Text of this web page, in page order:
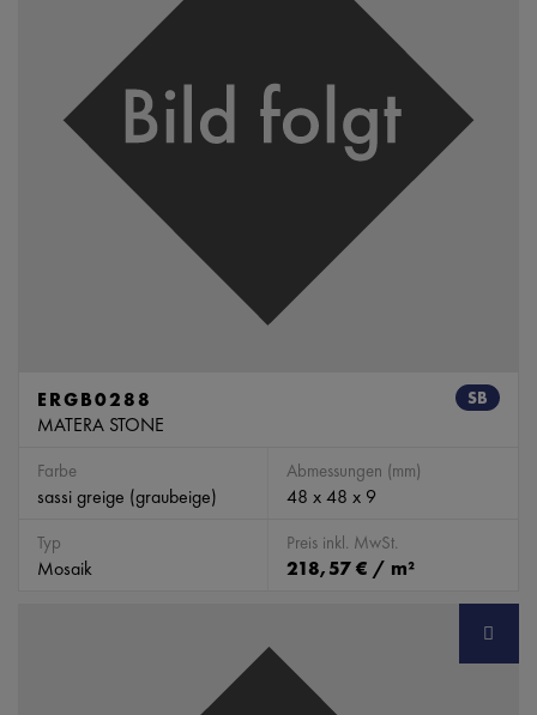
SB
ERGB0288
MATERA STONE
Farbe
sassi greige (graubeige)
Abmessungen (mm)
48 x 48 x 9
Typ
Mosaik
Preis inkl. MwSt.
218,57 € / m²